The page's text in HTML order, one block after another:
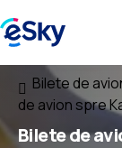
Bilete de
de avion spre
Bilete de